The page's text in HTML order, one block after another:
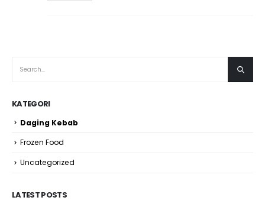
KATEGORI
Daging Kebab
Frozen Food
Uncategorized
LATEST POSTS